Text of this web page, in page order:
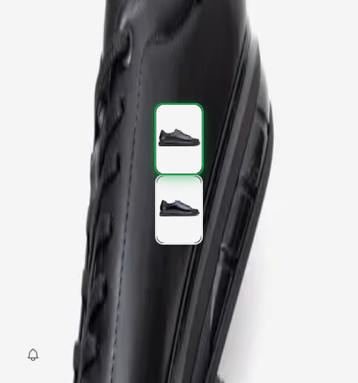
Aynı gün kargo
2.997,00 TL 4.995,00 TL
2.997,00 TL
% 40
43 44
SEPETE EKLE